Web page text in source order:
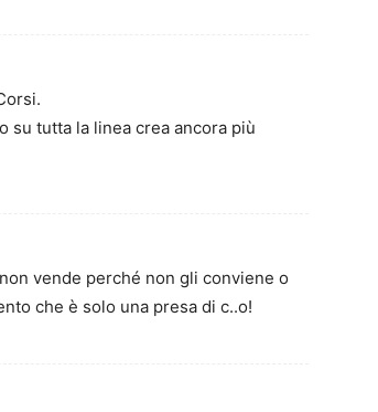
su tutta la linea crea ancora più
vende perché non gli conviene o
che è solo una presa di c..o!